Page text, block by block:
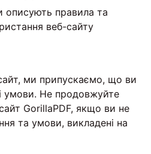
описують правила та
веб-сайту
ми припускаємо, що ви
умови. Не продовжуйте
GorillaPDF, якщо ви не
та умови, викладені на